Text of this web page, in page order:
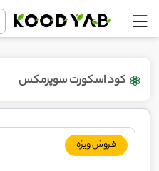
کود اسکورت سوپرمکس
فروش ویژه